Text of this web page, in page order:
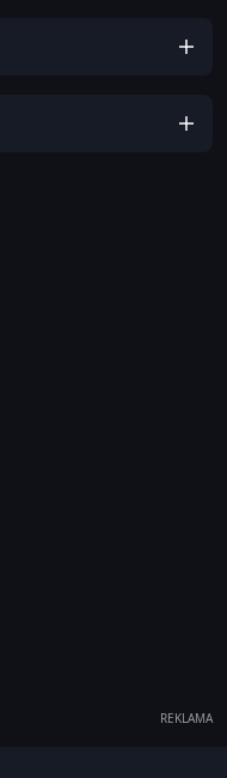
REKLAMA